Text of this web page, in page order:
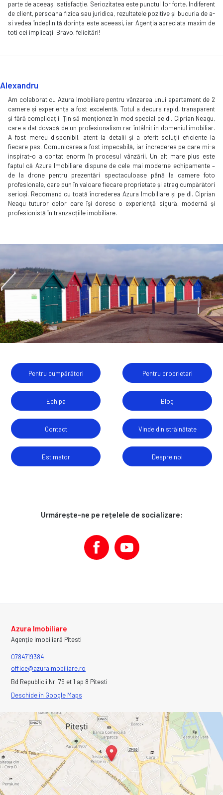
parte de aceeași satisfacție. Seriozitatea este punctul lor forte. Indiferent
de client, persoana fizica sau juridica, rezultatele pozitive și bucuria de a-
si vedea îndeplinită dorința este aceeasi, iar Agenția apreciata maxim de
toti cei implicați. Bravo, felicitări!
Alexandru
Am colaborat cu Azura Imobiliare pentru vânzarea unui apartament de 2
camere și experiența a fost excelentă. Totul a decurs rapid, transparent
și fără complicații. Țin să menționez în mod special pe dl. Ciprian Neagu,
care a dat dovadă de un profesionalism rar întâlnit în domeniul imobiliar.
A fost mereu disponibil, atent la detalii și a oferit soluții eficiente la
fiecare pas. Comunicarea a fost impecabilă, iar încrederea pe care mi-a
inspirat-o a contat enorm în procesul vânzării. Un alt mare plus este
faptul că Azura Imobiliare dispune de cele mai moderne echipamente –
de la drone pentru prezentări spectaculoase până la camere foto
profesionale, care pun în valoare fiecare proprietate și atrag cumpărători
serioși. Recomand cu toată încrederea Azura Imobiliare și pe dl. Ciprian
Neagu tuturor celor care își doresc o experiență sigură, modernă și
profesionistă în tranzacțiile imobiliare.
Pentru cumpărători Pentru proprietari
Echipa Blog
Contact Vinde din străinătate
Estimator Despre noi
Urmărește-ne pe rețelele de socializare:
Azura Imobiliare
Agenție imobiliară Pitesti
0784719384
office@azuraimobiliare.ro
Bd Republicii Nr. 79 et 1 ap 8 Pitesti
Deschide în Google Maps